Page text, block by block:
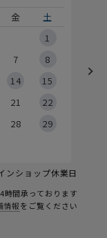
金
土
1
7
8
14
15
21
22
28
29
ンショップ休業日
間承っております
情報をご覧ください